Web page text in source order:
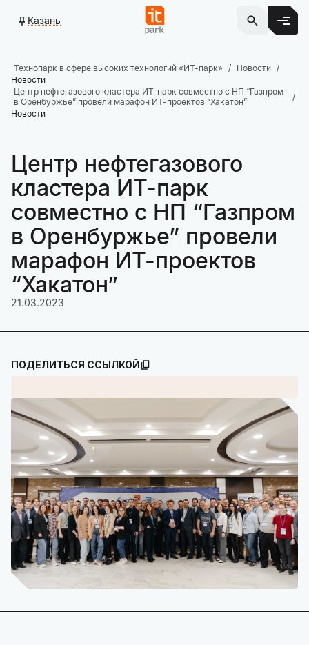
Казань
Технопарк в сфере высоких технологий «ИТ-парк»
Новости
Новости
Центр нефтегазового кластера ИТ-парк совместно с НП “Газпром
в Оренбуржье” провели марафон ИТ-проектов “Хакатон”
Новости
Центр нефтегазового
кластера ИТ-парк
совместно с НП “Газпром
в Оренбуржье” провели
марафон ИТ-проектов
“Хакатон”
21.03.2023
ПОДЕЛИТЬСЯ ССЫЛКОЙ